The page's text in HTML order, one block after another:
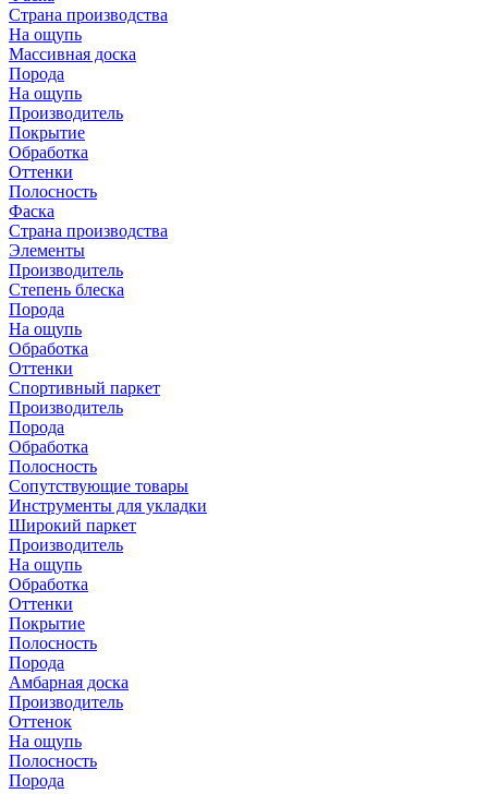
Страна производства
На ощупь
Массивная доска
Порода
На ощупь
Производитель
Покрытие
Обработка
Оттенки
Полосность
Фаска
Страна производства
Элементы
Производитель
Степень блеска
Порода
На ощупь
Обработка
Оттенки
Спортивный паркет
Производитель
Порода
Обработка
Полосность
Сопутствующие товары
Инструменты для укладки
Широкий паркет
Производитель
На ощупь
Обработка
Оттенки
Покрытие
Полосность
Порода
Амбарная доска
Производитель
Оттенок
На ощупь
Полосность
Порода